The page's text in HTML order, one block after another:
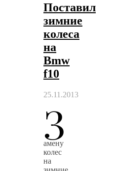
Поставил
зимние
колеса
на
Bmw
f10
25.11.2013
З
амену
колес
на